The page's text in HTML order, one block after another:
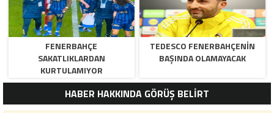
FENERBAHÇE
SAKATLIKLARDAN
KURTULAMIYOR
TEDESCO FENERBAHÇENIN
BAŞINDA OLAMAYACAK
HABER HAKKINDA GÖRÜŞ BELİRT